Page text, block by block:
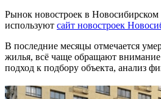
Рынок новостроек в
используют сайт новостроек
В последние месяцы отмечается
жилья, всё чаще обращают
подход к подбору объекта, анализ